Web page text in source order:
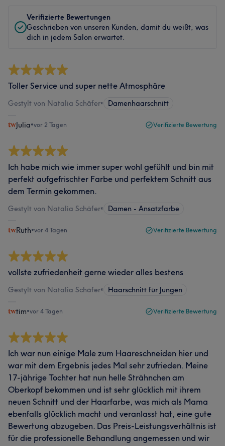
Verifizierte Bewertungen
Geschrieben von unseren Kunden, damit du weißt, was
dich in jedem Salon erwartet.
Toller Service und super nette Atmosphäre
Gestylt von Natalia Schäfer• Damenhaarschnitt
Julia•vor 2 Tagen Verifizierte Bewertung
Ich habe mich wie immer super wohl gefühlt und bin mit
perfekt aufgefrischter Farbe und perfektem Schnitt aus
dem Termin gekommen.
Gestylt von Natalia Schäfer• Damen - Ansatzfarbe
Ruth•vor 4 Tagen Verifizierte Bewertung
vollste zufriedenheit gerne wieder alles bestens
Gestylt von Natalia Schäfer• Haarschnitt für Jungen
tim•vor 4 Tagen Verifizierte Bewertung
Ich war nun einige Male zum Haareschneiden hier und
war mit dem Ergebnis jedes Mal sehr zufrieden. Meine
17-jährige Tochter hat nun helle Strähnchen am
Oberkopf bekommen und ist sehr glücklich mit ihrem
neuen Schnitt und der Haarfarbe, was mich als Mama
ebenfalls glücklich macht und veranlasst hat, eine gute
Bewertung abzugeben. Das Preis-Leistungsverhältnis ist
für die professionelle Behandlung angemessen und wir